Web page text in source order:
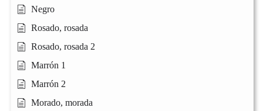
Negro
Rosado, rosada
Rosado, rosada 2
Marrón 1
Marrón 2
Morado, morada